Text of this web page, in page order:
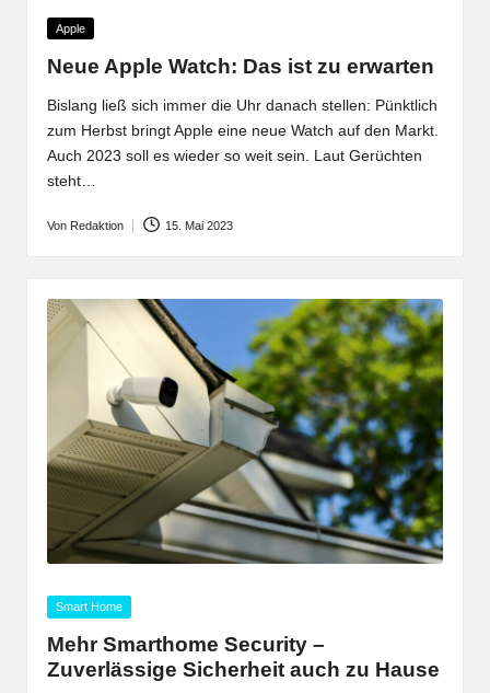
Posted
Apple
Neue Apple Watch: Das ist zu erwarten
Bislang ließ sich immer die Uhr danach stellen: Pünktlich
zum Herbst bringt Apple eine neue Watch auf den Markt.
Auch 2023 soll es wieder so weit sein. Laut Gerüchten
steht…
Von Redaktion 15. Mai 2023
Posted
Smart Home
Mehr Smarthome Security –
Zuverlässige Sicherheit auch zu Hause